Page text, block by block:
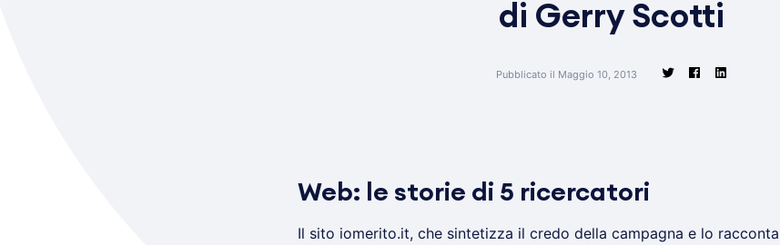
di Gerry Scotti
Pubblicato il Maggio 10, 2013
Web: le storie di 5 ricercatori
Il sito iomerito.it, che sintetizza il credo della campagna e lo